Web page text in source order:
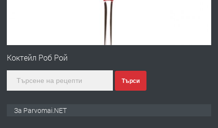
Първи поход "По стъпките на Ангел
Коктейл Роб Рой
Търси
За Parvomai.NET